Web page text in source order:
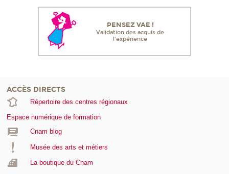
PENSEZ VAE !
Validation des acquis de
l'expérience
ACCÈS DIRECTS
Répertoire des centres régionaux
Espace numérique de formation
Cnam blog
Musée des arts et métiers
La boutique du Cnam